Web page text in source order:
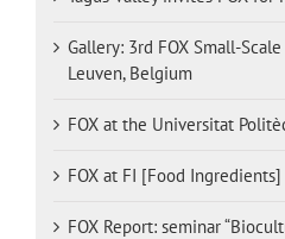
Gallery: 3rd FOX Small-
Leuven, Belgium
FOX at the Universitat
FOX at FI [Food Ingredients]
FOX Report: seminar